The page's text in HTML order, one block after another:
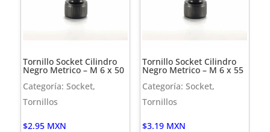
Tornillo Socket Cilindro
Negro Metrico – M 6 x 50
Categoría: Socket,
Tornillos
$2.95 MXN
Tornillo Socket Cilindro
Negro Metrico – M 6 x 55
Categoría: Socket,
Tornillos
$3.19 MXN